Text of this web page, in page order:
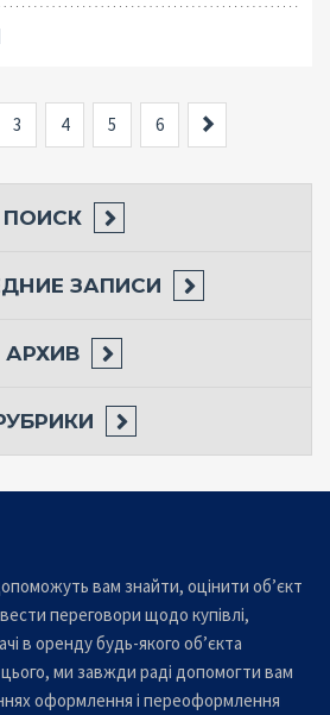
3 4 5 6
ПОИСК
ЗАПИСИ
АРХИВ
вам знайти, оцінити об’єкт
переговори щодо купівлі,
в оренду будь-якого об’єкта
ми завжди раді допомогти вам
оформлення і переоформлення